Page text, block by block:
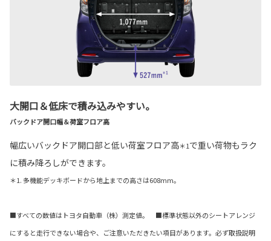
大開口＆低床で積み込みやすい。
バックドア開口幅＆荷室フロア高
幅広いバックドア開口部と低い荷室フロア高＊1で重い荷物もラク
に積み降ろしができます。
＊1. 多機能デッキボードから地上までの高さは608mm。
■すべての数値はトヨタ自動車（株）測定値。 ■標準状態以外のシートアレンジ
にすると走行できない場合や、ご注意いただきたい項目があります。必ず取扱説明